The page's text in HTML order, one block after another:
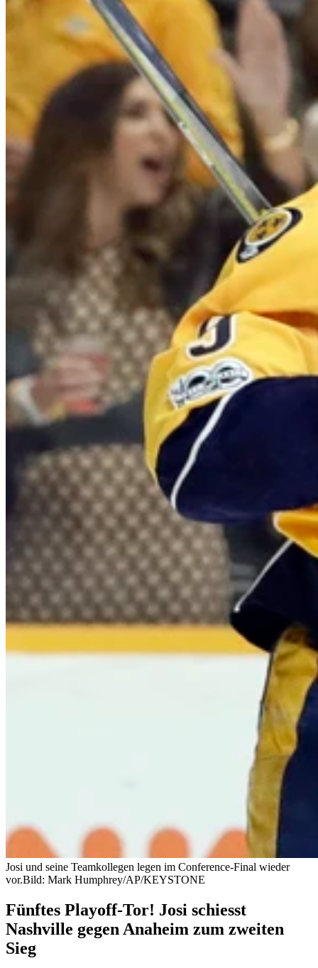
Josi und seine Teamkollegen legen im Conference-Final wieder
vor.Bild: Mark Humphrey/AP/KEYSTONE
Fünftes Playoff-Tor! Josi schiesst
Nashville gegen Anaheim zum zweiten
Sieg